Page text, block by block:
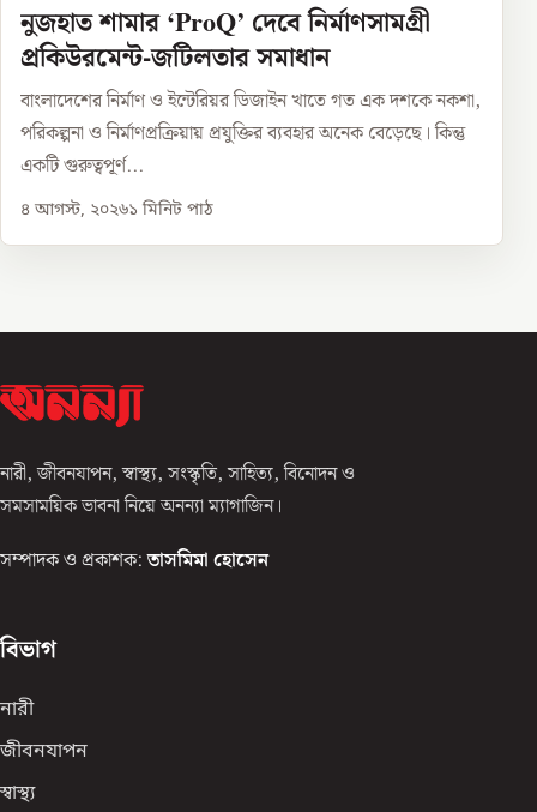
নুজহাত শামার ‘ProQ’ দেবে নির্মাণসামগ্রী
প্রকিউরমেন্ট-জটিলতার সমাধান
বাংলাদেশের নির্মাণ ও ইন্টেরিয়র ডিজাইন খাতে গত এক দশকে নকশা,
পরিকল্পনা ও নির্মাণপ্রক্রিয়ায় প্রযুক্তির ব্যবহার অনেক বেড়েছে। কিন্তু
একটি গুরুত্বপূর্ণ...
৪ আগস্ট, ২০২৬১ মিনিট পাঠ
নারী, জীবনযাপন, স্বাস্থ্য, সংস্কৃতি, সাহিত্য, বিনোদন ও
সমসাময়িক ভাবনা নিয়ে অনন্যা ম্যাগাজিন।
সম্পাদক ও প্রকাশক: তাসমিমা হোসেন
বিভাগ
নারী
জীবনযাপন
স্বাস্থ্য